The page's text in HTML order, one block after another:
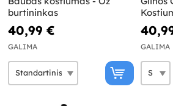
burtininkas
40,99 €
GALIMA GALIMA